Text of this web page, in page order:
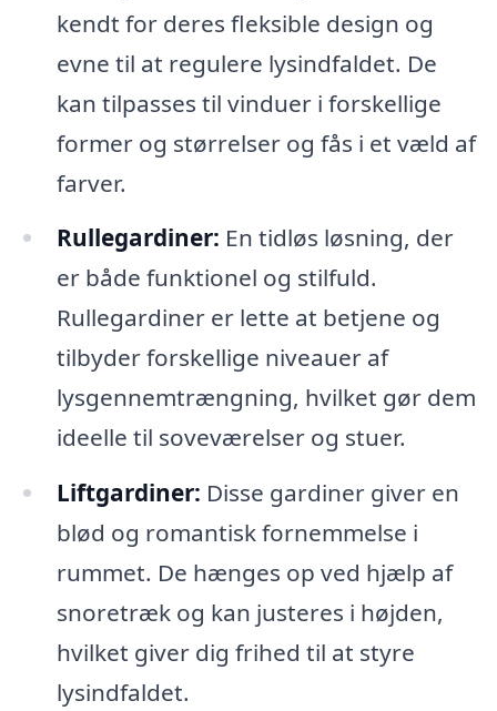
kendt for deres fleksible design og
evne til at regulere lysindfaldet. De
kan tilpasses til vinduer i forskellige
former og størrelser og fås i et væld af
farver.
Rullegardiner: En tidløs løsning, der
er både funktionel og stilfuld.
Rullegardiner er lette at betjene og
tilbyder forskellige niveauer af
lysgennemtrængning, hvilket gør dem
ideelle til soveværelser og stuer.
Liftgardiner: Disse gardiner giver en
blød og romantisk fornemmelse i
rummet. De hænges op ved hjælp af
snoretræk og kan justeres i højden,
hvilket giver dig frihed til at styre
lysindfaldet.